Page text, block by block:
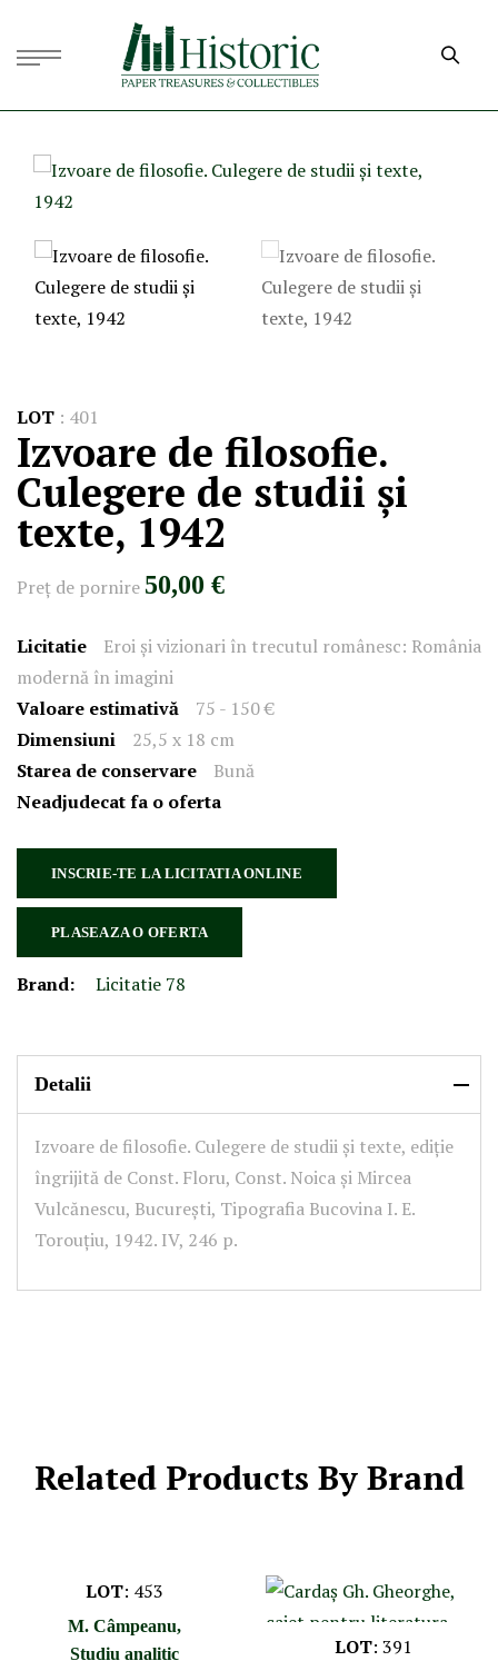
LOT : 401
Izvoare de filosofie.
Culegere de studii și
texte, 1942
Preţ de pornire 50,00 €
Licitatie
Eroi și vizionari în trecutul românesc: România
modernă în imagini
Valoare estimativă
75 - 150 €
Dimensiuni
25,5 x 18 cm
Starea de conservare
Bună
Neadjudecat fa o oferta
INSCRIE-TE LA LICITATIA ONLINE
PLASEAZA O OFERTA
Brand: Licitatie 78
Detalii
Izvoare de filosofie. Culegere de studii și texte, ediție
îngrijită de Const. Floru, Const. Noica și Mircea
Vulcănescu, București, Tipografia Bucovina I. E.
Torouțiu, 1942. IV, 246 p.
Related Products By Brand
LOT: 453
M. Câmpeanu,
Studiu analitic
LOT: 391